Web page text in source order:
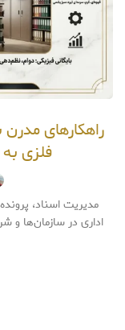
راهکارهای
فلزی
مدیریت اسناد،
اداری در سازمان‌ها و